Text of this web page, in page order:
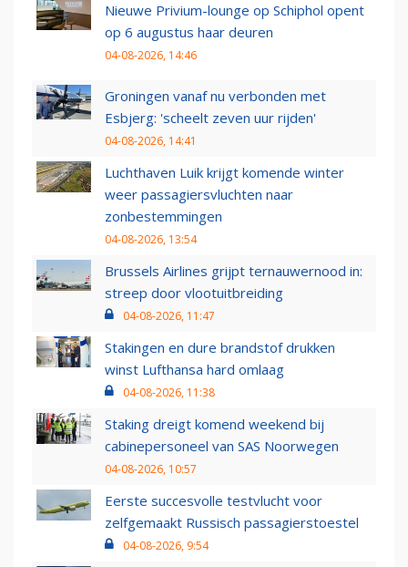
Nieuwe Privium-lounge op Schiphol opent
op 6 augustus haar deuren
04-08-2026, 14:46
Groningen vanaf nu verbonden met
Esbjerg: 'scheelt zeven uur rijden'
04-08-2026, 14:41
Luchthaven Luik krijgt komende winter
weer passagiersvluchten naar
zonbestemmingen
04-08-2026, 13:54
Brussels Airlines grijpt ternauwernood in:
streep door vlootuitbreiding
04-08-2026, 11:47
Stakingen en dure brandstof drukken
winst Lufthansa hard omlaag
04-08-2026, 11:38
Staking dreigt komend weekend bij
cabinepersoneel van SAS Noorwegen
04-08-2026, 10:57
Eerste succesvolle testvlucht voor
zelfgemaakt Russisch passagierstoestel
04-08-2026, 9:54